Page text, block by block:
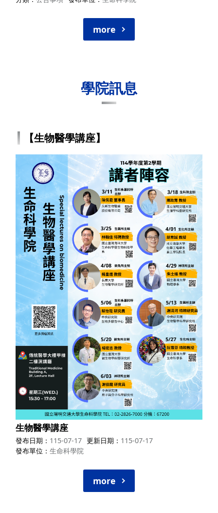
more
學院訊息
【生物醫學講座】
生物醫學講座
發布日期 115-07-17 更新日期
115-07-17
發布單位
生命科學院
more